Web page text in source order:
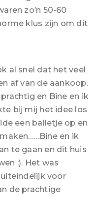
zo’n 50-60
klus zijn om dit
al snel dat het veel
af van de aankoop.
en Bine en ik
bij mij het idee los
een balletje op en
en ik
te gaan en dit huis
:). Het was
voor
de prachtige